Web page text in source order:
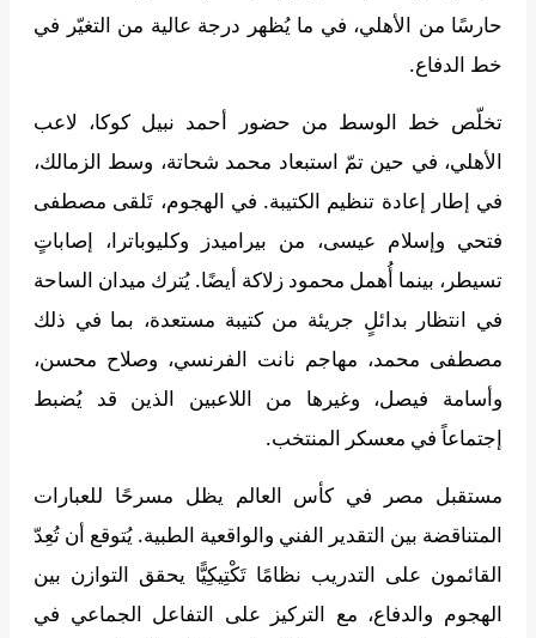
حارسًا من الأهلي، في ما يُظهر درجة عالية من التغيّر في
خط الدفاع.
تخلّص خط الوسط من حضور أحمد نبيل كوكا، لاعب
الأهلي، في حين تمّ استبعاد محمد شحاتة، وسط الزمالك،
في إطار إعادة تنظيم الكتيبة. في الهجوم، تَلقى مصطفى
فتحي وإسلام عيسى، من بيراميدز وكليوباترا، إصاباتٍ
تسيطر، بينما أُهمل محمود زلاكة أيضًا. يُترك ميدان الساحة
في انتظار بدائلٍ جريئة من كتيبة مستعدة، بما في ذلك
مصطفى محمد، مهاجم نانت الفرنسي، وصلاح محسن،
وأسامة فيصل، وغيرها من اللاعبين الذين قد يُضبط
إجتماعاً في معسكر المنتخب.
مستقبل مصر في كأس العالم يظل مسرحًا للعبارات
المتناقضة بين التقدير الفني والواقعية الطبية. يُتوقع أن تُعِدّ
القائمون على التدريب نظامًا تَكْتِيكِيًّا يحقق التوازن بين
الهجوم والدفاع، مع التركيز على التفاعل الجماعي في